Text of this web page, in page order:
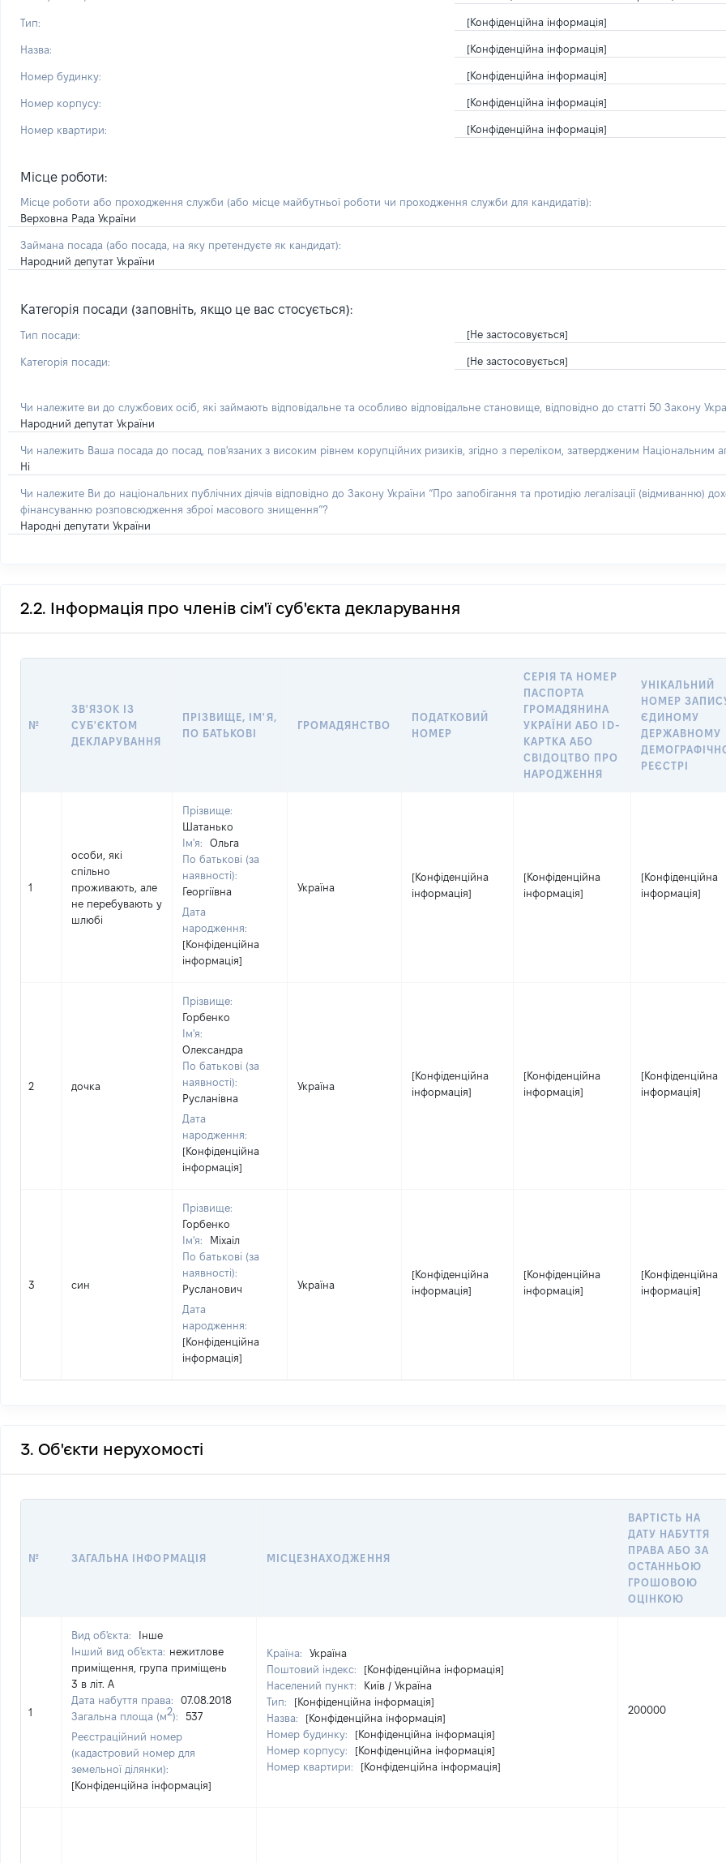
Тип: [Конфіденційна інформація]
Назва: [Конфіденційна інформація]
Номер будинку: [Конфіденційна інформація]
Номер корпусу: [Конфіденційна інформація]
Номер квартири: [Конфіденційна інформація]
Місце роботи:
Місце роботи або проходження служби (або місце майбутньої роботи чи проходження служби для кандидатів):
Верховна Рада України
Займана посада (або посада, на яку претендуєте як кандидат):
Народний депутат України
Категорія посади (заповніть, якщо це вас стосується):
Тип посади: [Не застосовується]
Категорія посади: [Не застосовується]
Чи належите ви до службових осіб, які займають відповідальне та особливо відповідальне становище, відповідно до статті 50 Закону
Народний депутат України
Чи належить Ваша посада до посад, пов'язаних з високим рівнем корупційних ризиків, згідно з переліком, затвердженим Національним
Ні
Чи належите Ви до національних публічних діячів відповідно до Закону України “Про запобігання та протидію легалізації
фінансуванню розповсюдження зброї масового знищення”?
Народні депутати України
2.2. Інформація про членів сім'ї суб'єкта декларування
№
ЗВ'ЯЗОК ІЗ
СУБ'ЄКТОМ
ДЕКЛАРУВАННЯ
ПРІЗВИЩЕ, ІМ'Я,
ПО БАТЬКОВІ
ГРОМАДЯНСТВО
ПОДАТКОВИЙ
НОМЕР
СЕРІЯ ТА НОМЕР
ПАСПОРТА
ГРОМАДЯНИНА
УКРАЇНИ АБО ID-
КАРТКА АБО
СВІДОЦТВО ПРО
НАРОДЖЕННЯ
УНІКАЛЬНИЙ
НОМЕР
ЄДИНОМУ
ДЕРЖАВНОМУ
РЕЄСТРІ
1
особи, які
спільно
проживають, але
не перебувають у
шлюбі
Прізвище:
Шатанько
Ім'я:
Ольга
По батькові (за
наявності):
Георгіївна
Дата
народження:
[Конфіденційна
інформація]
Україна
[Конфіденційна
інформація]
[Конфіденційна
інформація]
[Конфіденційна
інформація]
2 дочка
Прізвище:
Горбенко
Ім'я:
Олександра
По батькові (за
наявності):
Русланівна
Дата
народження:
[Конфіденційна
інформація]
Україна
[Конфіденційна
інформація]
[Конфіденційна
інформація]
[Конфіденційна
інформація]
3 син
Прізвище:
Горбенко
Ім'я:
Міхаіл
По батькові (за
наявності):
Русланович
Дата
народження:
[Конфіденційна
інформація]
Україна
[Конфіденційна
інформація]
[Конфіденційна
інформація]
[Конфіденційна
інформація]
3. Об'єкти нерухомості
№ ЗАГАЛЬНА ІНФОРМАЦІЯ МІСЦЕЗНАХОДЖЕННЯ
ВАРТІСТЬ НА
ДАТУ НАБУТТЯ
ПРАВА АБО ЗА
ОСТАННЬОЮ
ГРОШОВОЮ
ОЦІНКОЮ
1
Вид об'єкта:
Інше
Інший вид об'єкта: нежитлове
приміщення, група приміщень
3 в літ. А
Дата набуття права:
07.08.2018
Загальна площа (м2):
537
Реєстраційний номер
(кадастровий номер для
земельної ділянки):
[Конфіденційна інформація]
Країна:
Україна
Поштовий індекс:
[Конфіденційна інформація]
Населений пункт:
Київ / Україна
Тип:
[Конфіденційна інформація]
Назва:
[Конфіденційна інформація]
Номер будинку:
[Конфіденційна інформація]
Номер корпусу:
[Конфіденційна інформація]
Номер квартири:
[Конфіденційна інформація]
200000